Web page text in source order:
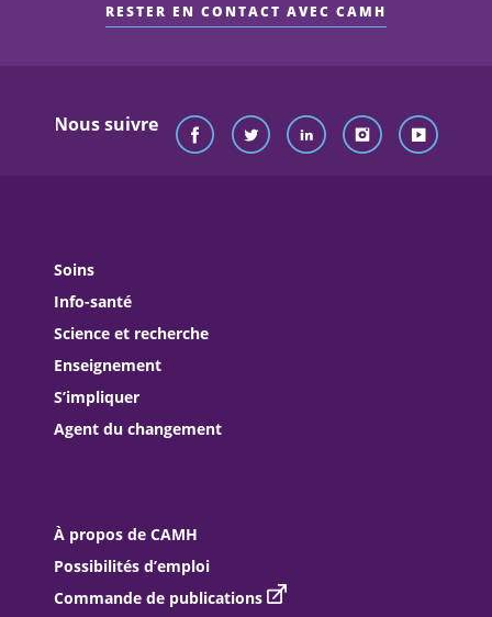
RESTER EN CONTACT AVEC CAMH
Nous suivre
Soins
Info-santé
Science et recherche
Enseignement
S’impliquer
Agent du changement
À propos de CAMH
Possibilités d’emploi
Commande de publications